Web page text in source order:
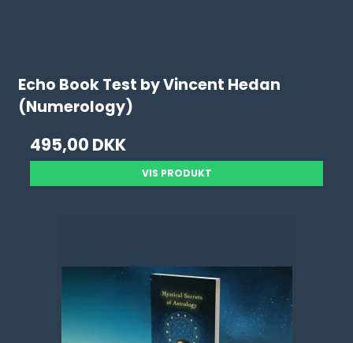
Echo Book Test by Vincent Hedan
(Numerology)
495,00 DKK
VIS PRODUKT